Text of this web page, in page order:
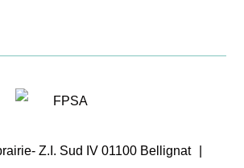
Z.I. Sud IV 01100 Bellignat